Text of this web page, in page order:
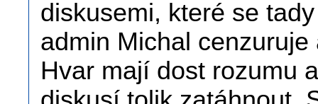
diskusemi, které se
admin Michal
Hvar mají dost rozumu